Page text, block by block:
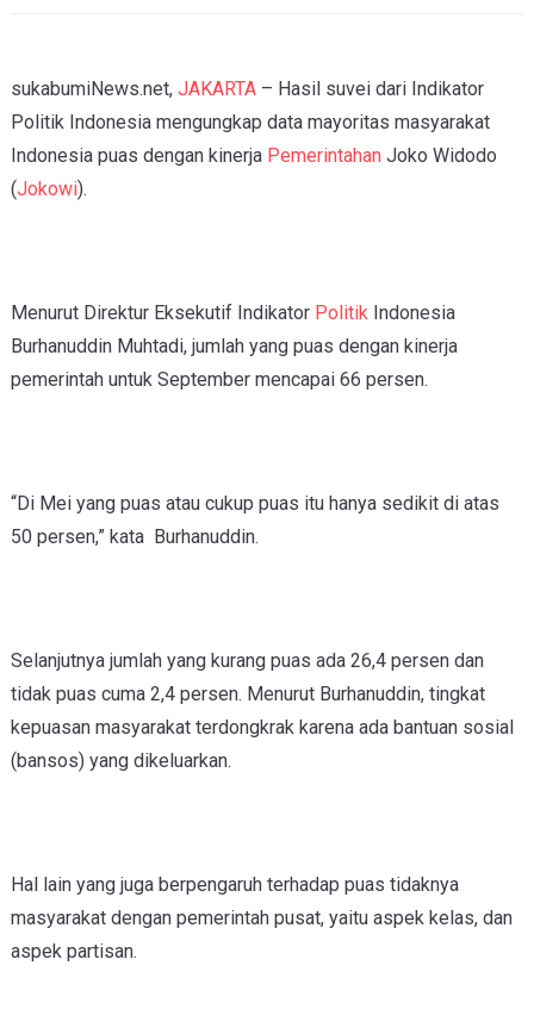
sukabumiNews.net, JAKARTA– Hasil suvei dari Indikator
Politik Indonesia mengungkap data mayoritas masyarakat
Indonesia puas dengan kinerja Pemerintahan Joko Widodo
(Jokowi).
Menurut Direktur Eksekutif Indikator PolitikIndonesia
Burhanuddin Muhtadi, jumlah yang puas dengan kinerja
pemerintah untuk September mencapai 66 persen.
“Di Mei yang puas atau cukup puas itu hanya sedikit di atas
50 persen,” kata Burhanuddin.
Selanjutnya jumlah yang kurang puas ada 26,4 persen dan
tidak puas cuma 2,4 persen. Menurut Burhanuddin, tingkat
kepuasan masyarakat terdongkrak karena ada bantuan sosial
(bansos) yang dikeluarkan.
Hal lain yang juga berpengaruh terhadap puas tidaknya
masyarakat dengan pemerintah pusat, yaitu aspek kelas, dan
aspek partisan.